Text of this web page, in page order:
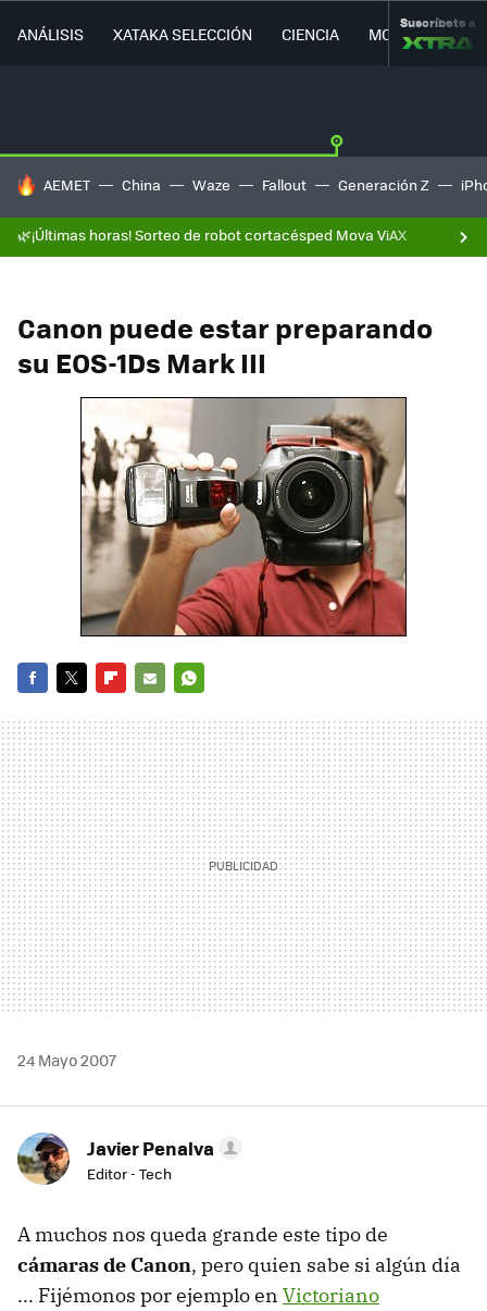
ANÁLISIS XATAKA SELECCIÓN CIENCIA MOVILIDAD
Suscríbete a
HOY SE HABLA DE
AEMET China Waze Fallout Generación Z
🌿¡Últimas horas! Sorteo de robot cortacésped Mova ViAX
Canon puede estar preparando
su EOS-1Ds Mark III
MAIL
24 Mayo 2007
Javier Penalva
Editor - Tech
A muchos nos queda grande este tipo de
cámaras de Canon, pero quien sabe si algún día
... Fijémonos por ejemplo en Victoriano